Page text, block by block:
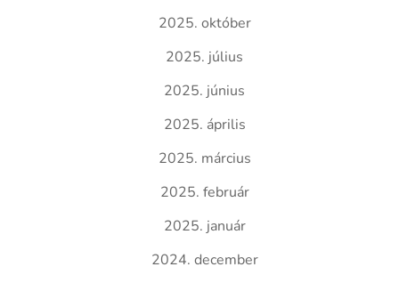
2025. október
2025. július
2025. június
2025. április
2025. március
2025. február
2025. január
2024. december